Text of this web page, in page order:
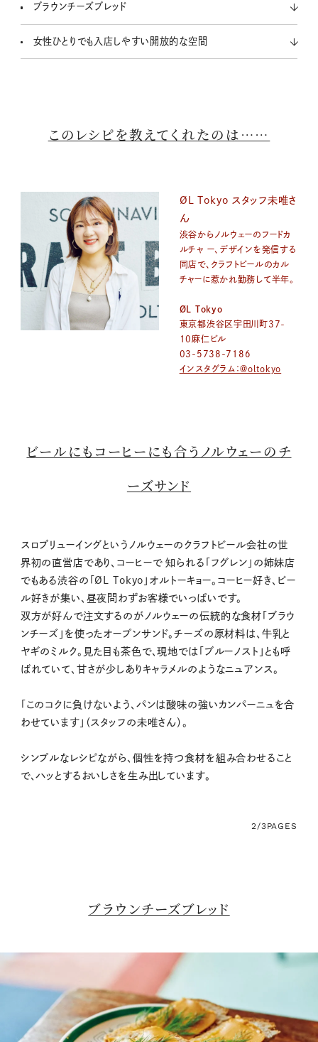
ブラウンチーズブレッド
女性ひとりでも入店しやすい開放的な空間
このレシピを教えてくれたのは……
ØL Tokyo スタッフ未唯さ
ん
渋谷からノルウェーのフードカ
ルチャ ー、デザインを発信する
同店で、クラフトビールのカル
チャーに惹かれ勤務して半年。
ØL Tokyo
東京都渋谷区宇田川町37-
10麻仁ビル
03-5738-7186
インスタグラム：@oltokyo
ビールにもコーヒーにも合うノルウェーのチ
ーズサンド
スロブリューイングというノルウェーのクラフトビール会社の世
界初の直営店であり、コーヒーで 知られる「フグレン」の姉妹店
でもある渋谷の「ØL Tokyo」オルトーキョー。コーヒー好き、ビー
ル好きが集い、昼夜問わずお客様でいっぱいです。
双方が好んで注文するのがノルウェーの伝統的な食材「ブラウ
ンチーズ」を使ったオープンサンド。チーズの原材料は、牛乳と
ヤギのミルク。見た目も茶色で、現地では「ブルーノスト」とも呼
ばれていて、甘さが少しありキャラメルのようなニュアンス。
「このコクに負けないよう、パンは酸味の強いカンパーニュを合
わせています」（スタッフの未唯さん）。
シンプルなレシピながら、個性を持つ食材を組み合わせること
で、ハッとするおいしさを生み出しています。
2/3PAGES
ブラウンチーズブレッド